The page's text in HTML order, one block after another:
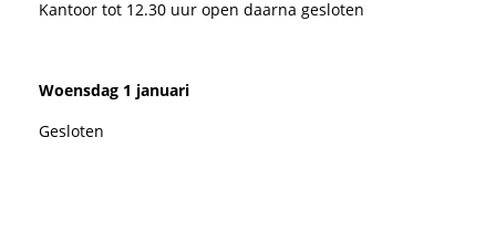
Kantoor tot 12.30 uur open daarna gesloten
Woensdag 1 januari
Gesloten